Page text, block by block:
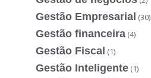
Gestão Empresarial (30)
Gestão financeira (4)
Gestão Fiscal (1)
Gestão Inteligente (1)